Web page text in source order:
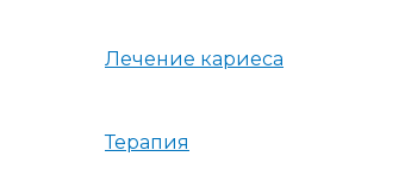
Лечение кариеса
Терапия